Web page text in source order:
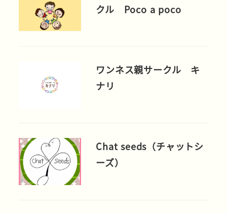
クル Poco a poco
ワンネス親サークル キ
ナリ
Chat seeds（チャットシ
ーズ）